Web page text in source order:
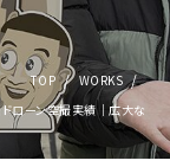
TOP
WORKS
ドローン空撮実績｜広大な